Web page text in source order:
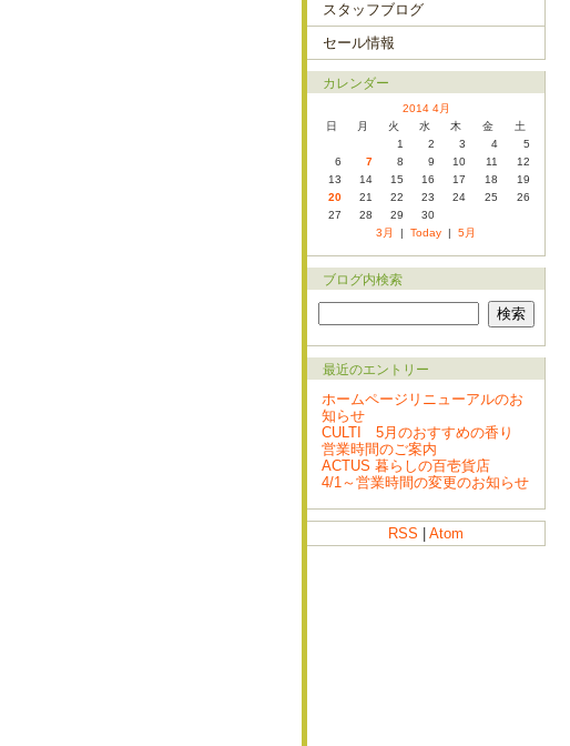
スタッフブログ
セール情報
カレンダー
2014 4月
日
月 火 水 木 金
土
1
2 3 4
5
6
7 8 9 10 11
12
13
14 15 16 17 18
19
20
21 22 23 24 25
26
27
28 29
30
3月
| Today | 5月
ブログ内検索
最近のエントリー
ホームページリニューアルのお
知らせ
CULTI 5月のおすすめの香り
営業時間のご案内
ACTUS 暮らしの百壱貨店
4/1～営業時間の変更のお知らせ
RSS Atom